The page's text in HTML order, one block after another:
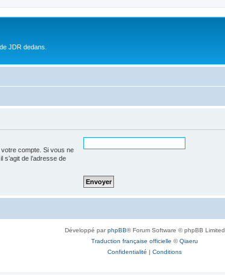
JDR dedans.
compte. Si vous ne
s’agit de l’adresse de
Développé parphpBB® Forum Software © phpBB Limited
Traduction française officielle ©Qiaeru
Confidentialité | Conditions